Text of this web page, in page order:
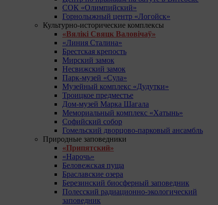
СОК «Олимпийский»
Горнолыжный центр «Логойск»
Культурно-исторические комплексы
«Вялікі Свяцк Валовічаў»
«Линия Сталина»
Брестская крепость
Мирский замок
Несвижский замок
Парк-музей «Сула»
Музейный комплекс «Дудутки»
Троицкое предместье
Дом-музей Марка Шагала
Мемориальный комплекс «Хатынь»
Софийский собор
Гомельский дворцово-парковый ансамбль
Природные заповедники
«Припятский»
«Нарочь»
Беловежская пуща
Браславские озера
Березинский биосферный заповедник
Полесский радиационно-экологический
заповедник